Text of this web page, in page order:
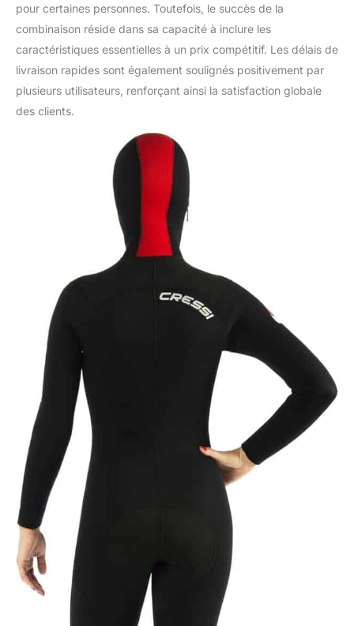
pour certaines personnes. Toutefois, le succès de la
combinaison réside dans sa capacité à inclure les
caractéristiques essentielles à un prix compétitif. Les délais de
livraison rapides sont également soulignés positivement par
plusieurs utilisateurs, renforçant ainsi la satisfaction globale
des clients.